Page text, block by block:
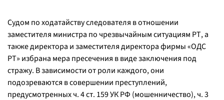
Судом по ходатайству следователя в отношении
заместителя министра по чрезвычайным ситуациям РТ, а
также директора и заместителя директора фирмы «ОДС
РТ» избрана мера пресечения в виде заключения под
стражу. В зависимости от роли каждого, они
подозреваются в совершении преступлений,
предусмотренных ч. 4 ст. 159 УК РФ (мошенничество), ч. 3